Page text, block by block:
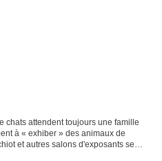
chats attendent toujours une famille
à « exhiber » des animaux de
et autres salons d'exposants se